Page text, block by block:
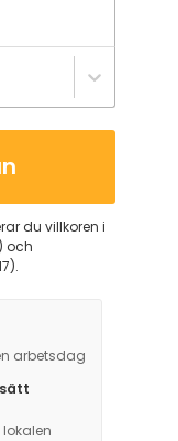
du villkoren i
och
arbetsdag